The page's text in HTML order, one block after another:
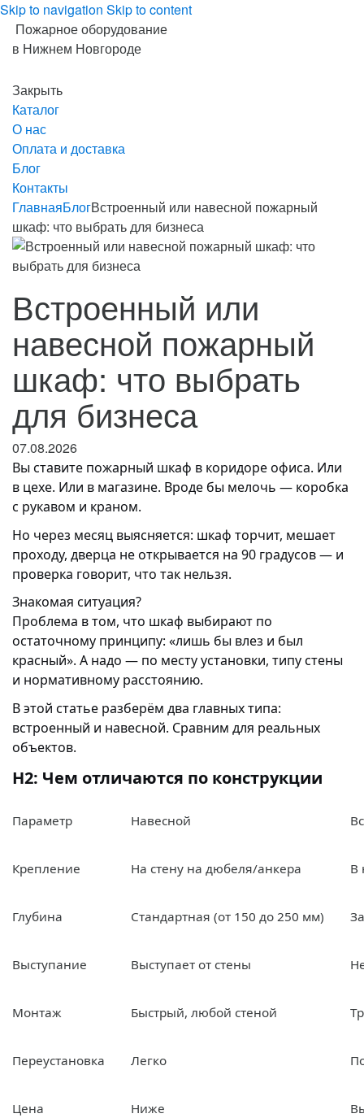
Skip to navigation Skip to content
Пожарное оборудование
в Нижнем Новгороде
Закрыть
Каталог
О нас
Оплата и доставка
Блог
Контакты
ГлавнаяБлогВстроенный или навесной пожарный
шкаф: что выбрать для бизнеса
Встроенный или
навесной пожарный
шкаф: что выбрать
для бизнеса
07.08.2026
Вы ставите пожарный шкаф в коридоре офиса. Или
в цехе. Или в магазине. Вроде бы мелочь — коробка
с рукавом и краном.
Но через месяц выясняется: шкаф торчит, мешает
проходу, дверца не открывается на 90 градусов — и
проверка говорит, что так нельзя.
Знакомая ситуация?
Проблема в том, что шкаф выбирают по
остаточному принципу: «лишь бы влез и был
красный». А надо — по месту установки, типу стены
и нормативному расстоянию.
В этой статье разберём два главных типа:
встроенный и навесной. Сравним для реальных
объектов.
H2: Чем отличаются по конструкции
Параметр Навесной
Крепление На стену на дюбеля/анкера В
Глубина Стандартная (от 150 до 250 мм)
Выступание Выступает от стены
Монтаж Быстрый, любой стеной
Переустановка Легко
Цена Ниже